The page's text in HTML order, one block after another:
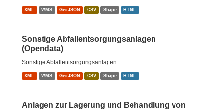
XML WMS GeoJSON CSV Shape HTML
Sonstige Abfallentsorgungsanlagen
(Opendata)
Sonstige Abfallentsorgungsanlagen
XML WMS GeoJSON CSV Shape HTML
Anlagen zur Lagerung und Behandlung von